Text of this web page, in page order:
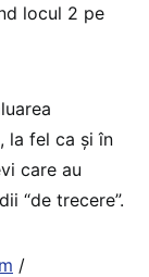
locul 2 pe
la fel ca și în
care au
“de trecere”.
/